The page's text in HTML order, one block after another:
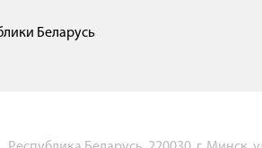
Беларусь